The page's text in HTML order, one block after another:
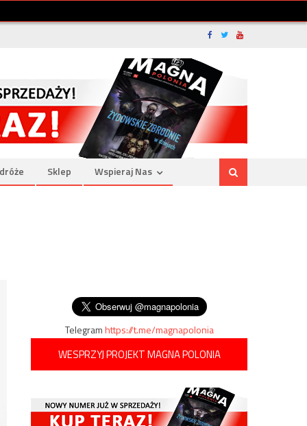
Sklep Wspieraj Nas
Telegramhttps://t.me/magnapolonia
WESPRZYJ PROJEKT MAGNA POLONIA